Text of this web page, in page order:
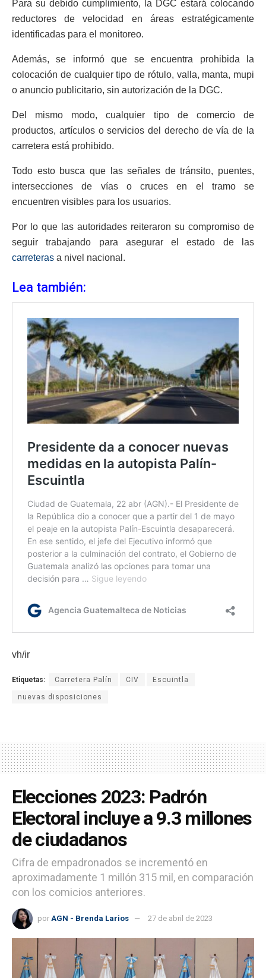
Para su debido cumplimiento, la DGC estará colocando
reductores de velocidad en áreas estratégicamente
identificadas para el monitoreo.
Además, se informó que se encuentra prohibida la
colocación de cualquier tipo de rótulo, valla, manta, mupi
o anuncio publicitario, sin autorización de la DGC.
Del mismo modo, cualquier tipo de comercio de
productos, artículos o servicios del derecho de vía de la
carretera está prohibido.
Todo esto busca que las señales de tránsito, puentes,
intersecciones de vías o cruces en el tramo se
encuentren visibles para los usuarios.
Por lo que las autoridades reiteraron su compromiso de
seguir trabajando para asegurar el estado de las
carreteras a nivel nacional.
Lea también:
vh/ir
Etiquetas: Carretera Palín CIV Escuintla
nuevas disposiciones
Elecciones 2023: Padrón
Electoral incluye a 9.3 millones
de ciudadanos
Cifra de empadronados se incrementó en
aproximadamente 1 millón 315 mil, en comparación
con los comicios anteriores.
por AGN - Brenda Larios 27 de abril de 2023